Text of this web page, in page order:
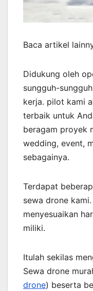
Baca artikel
Didukung oleh
sungguh-
kerja. pilot kami
terbaik untuk
beragam proyek
wedding, event,
sebagainya.
Terdapat
sewa drone
menyesuaikan
miliki.
Itulah sekilas
Sewa drone
drone) beserta